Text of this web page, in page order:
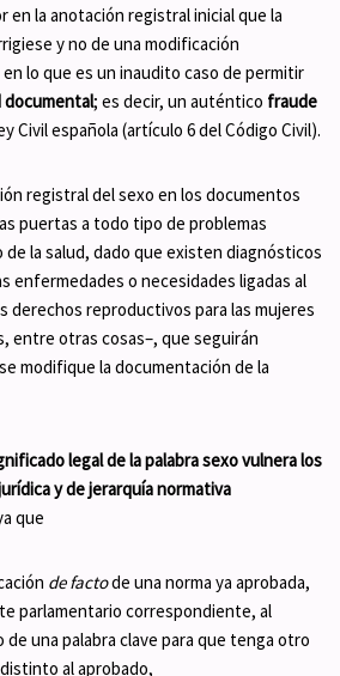
en la anotación registral inicial que la
y no de una modificación
lo que es un inaudito caso de permitir
documental; es decir, un auténtico fraude
Civil española (artículo 6 del Código Civil).
registral del sexo en los documentos
puertas a todo tipo de problemas
la salud, dado que existen diagnósticos
enfermedades o necesidades ligadas al
derechos reproductivos para las mujeres
entre otras cosas–, que seguirán
modifique la documentación de la
legal de la palabra sexo vulnera los
y de jerarquía normativa
que
de factode una norma ya aprobada,
parlamentario correspondiente, al
de una palabra clave para que tenga otro
al aprobado,